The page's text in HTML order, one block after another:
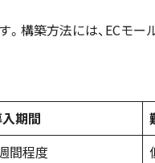
築方法には、ECモー
期間
間程度